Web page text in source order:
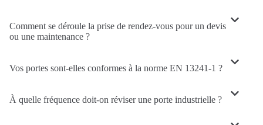
Comment se déroule la prise de rendez-vous pour un devis
ou une maintenance ?
Vos portes sont-elles conformes à la norme EN 13241-1 ?
À quelle fréquence doit-on réviser une porte industrielle ?